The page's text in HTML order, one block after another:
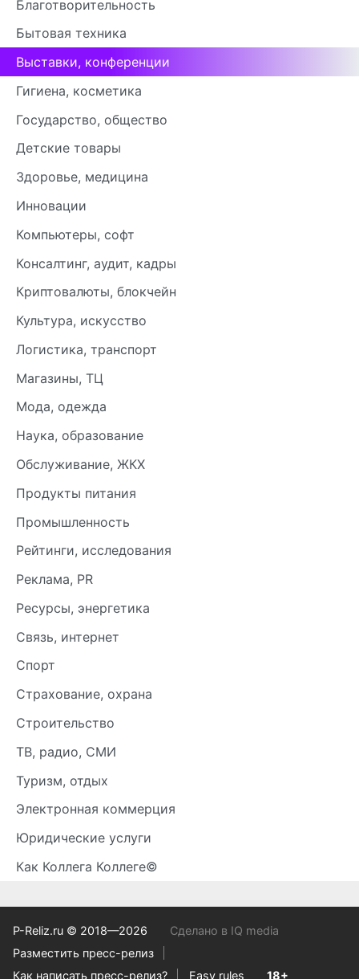
Благотворительность
Бытовая техника
Выставки, конференции
Гигиена, косметика
Государство, общество
Детские товары
Здоровье, медицина
Инновации
Компьютеры, софт
Консалтинг, аудит, кадры
Криптовалюты, блокчейн
Культура, искусство
Логистика, транспорт
Магазины, ТЦ
Мода, одежда
Наука, образование
Обслуживание, ЖКХ
Продукты питания
Промышленность
Рейтинги, исследования
Реклама, PR
Ресурсы, энергетика
Связь, интернет
Спорт
Страхование, охрана
Строительство
ТВ, радио, СМИ
Туризм, отдых
Электронная коммерция
Юридические услуги
Как Коллега Коллеге©
P-Reliz.ru © 2018—2026
Сделано в IQ media
Разместить пресс-релиз
Как написать пресс-релиз?
Easy rules 18+